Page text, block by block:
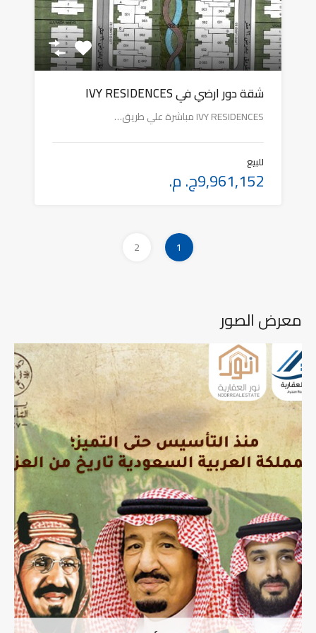
شقة دور ارضي في IVY RESIDENCES
IVY RESIDENCES مباشرة علي طريق…
للبيع
9,961,152ج. م.
1
2
معرض الصور